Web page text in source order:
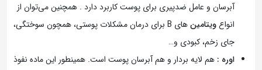
آبرسان و عامل ضدپیری برای پوست کاربرد دارد . همچنین می‌توان از
انواعویتامین
های B برای درمان مشکلات پوستی، همچون سوختگی،
جای زخم، کبودی و…
اوره : هم لایه بردار و هم آبرسان پوست است. همینطور این ماده نفوذ